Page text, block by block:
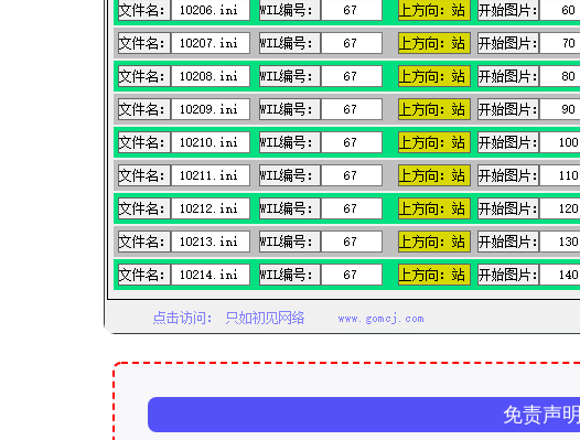
免责声明